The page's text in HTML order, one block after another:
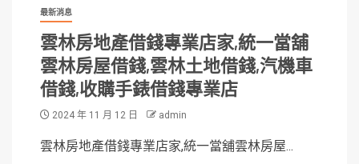
最新消息
雲林房地產借錢專業店家,統一當舖
雲林房屋借錢,雲林土地借錢,汽機車
借錢,收購手錶借錢專業店
2024 年 11 月 12 日 admin
雲林房地產借錢專業店家,統一當舖雲林房屋...